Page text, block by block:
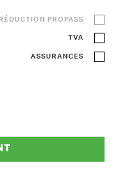
PROPASS
TVA
ASSURANCES